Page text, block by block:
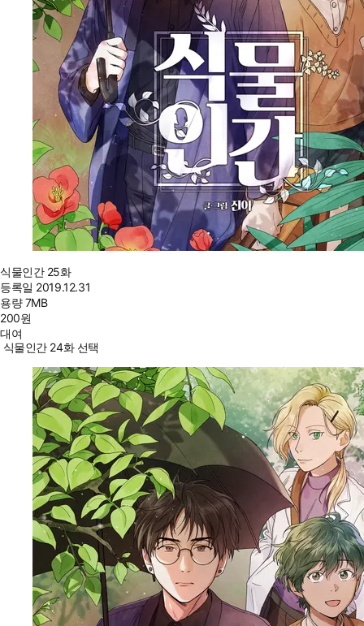
식물인간 25화
등록일 2019.12.31
용량7MB
200원
대여
식물인간 24화 선택